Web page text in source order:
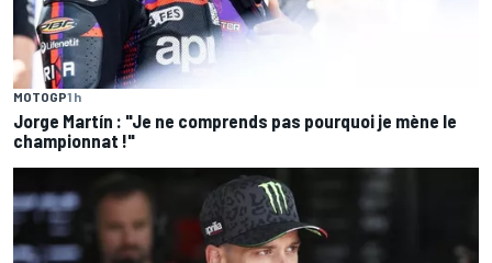
MOTOGP1 h
Jorge Martín : "Je ne comprends pas pourquoi je mène le
championnat !"